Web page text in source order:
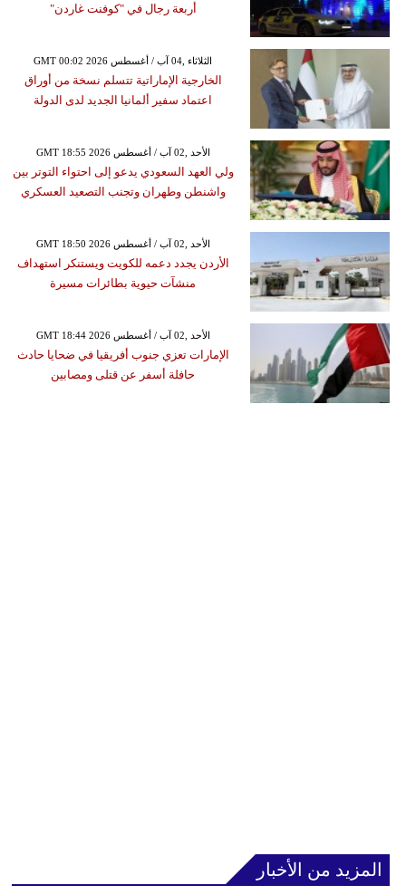
أربعة رجال في "كوفنت غاردن"
GMT 00:02 2026 الثلاثاء ,04 آب / أغسطس
الخارجية الإماراتية تتسلم نسخة من أوراق
اعتماد سفير ألمانيا الجديد لدى الدولة
GMT 18:55 2026 الأحد ,02 آب / أغسطس
ولي العهد السعودي يدعو إلى احتواء التوتر بين
واشنطن وطهران وتجنب التصعيد العسكري
GMT 18:50 2026 الأحد ,02 آب / أغسطس
الأردن يجدد دعمه للكويت ويستنكر استهداف
منشآت حيوية بطائرات مسيرة
GMT 18:44 2026 الأحد ,02 آب / أغسطس
الإمارات تعزي جنوب أفريقيا في ضحايا حادث
حافلة أسفر عن قتلى ومصابين
المزيد من الأخبار